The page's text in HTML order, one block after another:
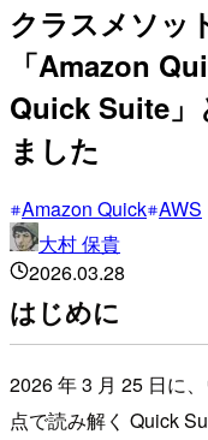
クラスメソッ
「Amazon
Quick Suite」
ました
Amazon Quick AWS
大村 保貴
2026.03.28
はじめに
2026 年 3 月 25 日に
点で読み解く Quick